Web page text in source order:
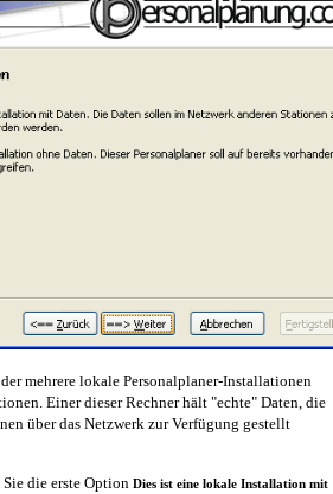
mehrere lokale Personalplaner-Installationen
Einer dieser Rechner hält "echte" Daten, die
über das Netzwerk zur Verfügung gestellt
die erste OptionDies ist eine lokale Installation mit